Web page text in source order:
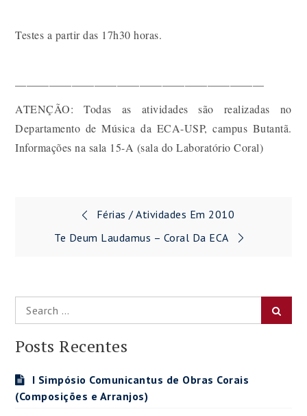
Testes a partir das 17h30 horas.
——————————————————————
ATENÇÃO: Todas as atividades são realizadas no
Departamento de Música da ECA-USP, campus Butantã.
Informações na sala 15-A (sala do Laboratório Coral)
NavegaçãoFérias / Atividades Em 2010
Te Deum Laudamus – Coral Da ECA
Search
for:
Posts Recentes
I Simpósio Comunicantus de Obras Corais
(Composições e Arranjos)